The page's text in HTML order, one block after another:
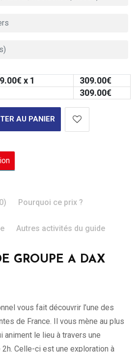
€ x 1 309.00€
309.00€
AU PANIER
Pourquoi ce prix ?
Autres activités du guide
GROUPE A DAX
vous fait découvrir l’une des
de France. Il vous mène au plus
le lieu à travers une
Celle-ci est une exploration à